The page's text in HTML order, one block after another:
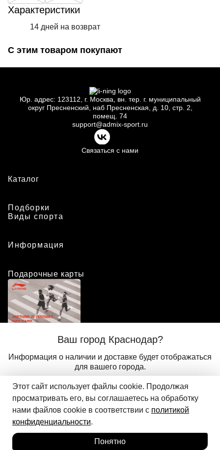
Ваш город Краснодар?
Информация о наличии и доставке будет отображаться
для вашего города.
Корзина
Добавить в корзину
Характеристики
14 дней на возврат
С этим товаром покупают
Юр. адрес: 123112, г. Москва, вн. тер. г. муниципальный
округ Пресненский, наб Пресненская, д.
10, стр. 2,
помещ. 74
support@admix-sport.ru
Связаться с нами
Каталог
Подборки
Виды спорта
Информация
Подарочные карты
Положение о программе лояльности
© 2024 ООО «АДМИКС СПОРТ», официальный дистрибьютор
Li-Ning в России
Этот сайт использует файлы cookie. Продолжая
просматривать его, вы соглашаетесь на обработку
нами файлов cookie в соответствии с политикой
конфиденциальности.
Понятно